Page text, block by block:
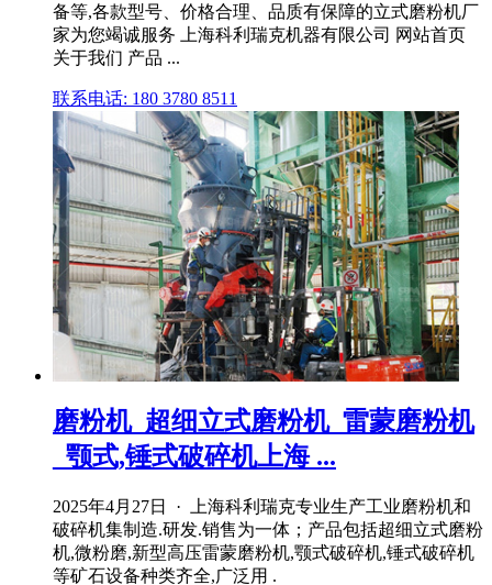
备等,各款型号、价格合理、品质有保障的立式磨粉机厂
家为您竭诚服务 上海科利瑞克机器有限公司 网站首页
关于我们 产品 ...
联系电话: 180 3780 8511
磨粉机_超细立式磨粉机_雷蒙磨粉机
_颚式,锤式破碎机上海 ...
2025年4月27日 · 上海科利瑞克专业生产工业磨粉机和
破碎机集制造.研发.销售为一体；产品包括超细立式磨粉
机,微粉磨,新型高压雷蒙磨粉机,颚式破碎机,锤式破碎机
等矿石设备种类齐全,广泛用 .